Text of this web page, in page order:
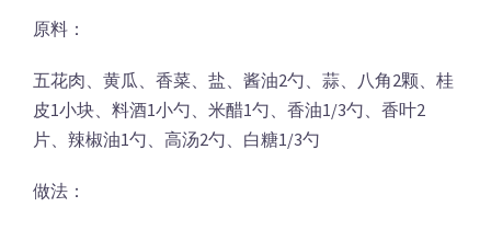
原料：
五花肉、黄瓜、香菜、盐、酱油2勺、蒜、八角2颗、桂
皮1小块、料酒1小勺、米醋1勺、香油1/3勺、香叶2
片、辣椒油1勺、高汤2勺、白糖1/3勺
做法：